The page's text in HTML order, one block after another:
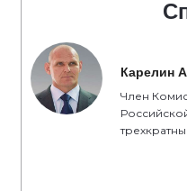
Карелин
Член